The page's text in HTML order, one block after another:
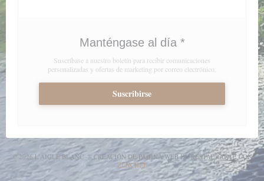
Manténgase al día *
Suscríbase a nuestro boletín para recibir comunicaciones
personalizadas y ofertas de marketing por correo electrónico.
Suscribirse
© 2026 L'AIGLE BLANC — CREACIÓN DE PÁGINA WEB DE RESTAURANTE CON
ZENCHEF((ABRE EN UNA NUEVA VENTANA))